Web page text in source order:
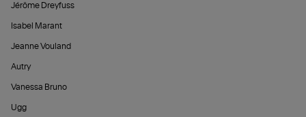
Jérôme Dreyfuss
Isabel Marant
Jeanne Vouland
Autry
Vanessa Bruno
Ugg